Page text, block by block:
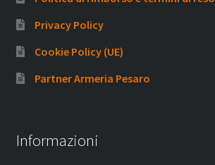
Privacy Policy
Cookie Policy (UE)
Partner Armeria Pesaro
Informazioni